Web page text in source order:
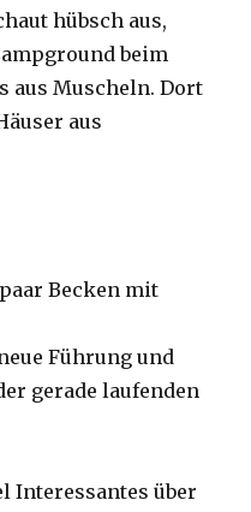
hübsch aus,
beim
aus Muscheln. Dort
aus
Becken mit
Führung und
gerade laufenden
über